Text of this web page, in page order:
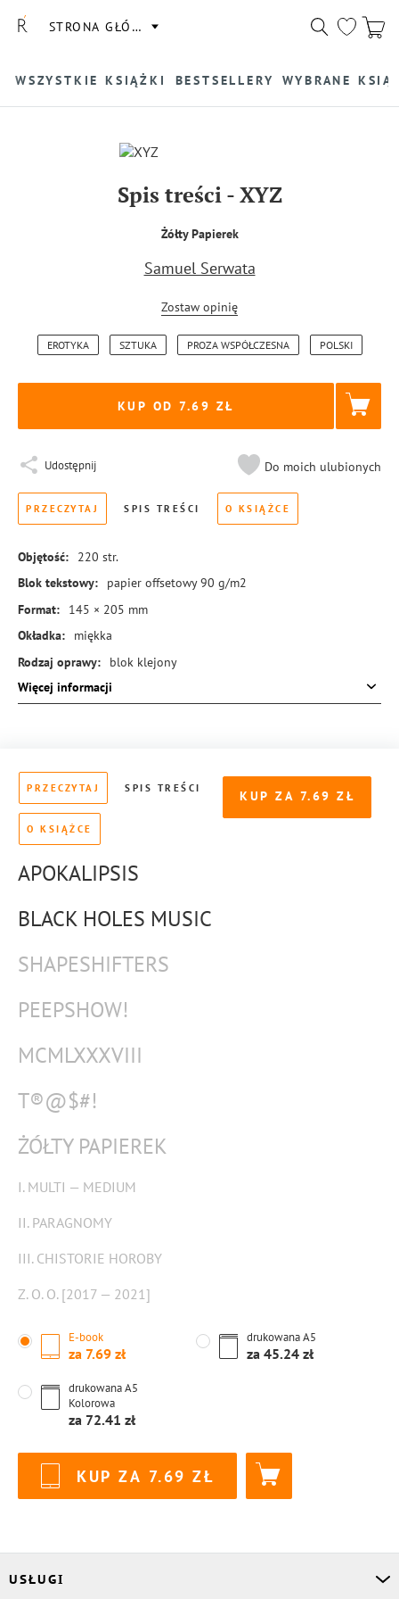
STRONA GŁÓWNA
WSZYSTKIE KSIĄŻKI BESTSELLERY WYBRANE
Spis treści-XYZ
Żółty Papierek
Samuel Serwata
Zostaw opinię
EROTYKA SZTUKA PROZA WSPÓŁCZESNA POLSKI
KUP OD 7.69
Udostępnij Do moich ulubionych
PRZECZYTAJ SPIS TREŚCI O KSIĄŻCE
Objętość: 220 str.
Blok tekstowy:
papier offsetowy 90 g/m2
Format:
145 × 205 mm
Okładka:
miękka
Rodzaj oprawy:
blok klejony
ISBN:
978-83-8221-483-3
Więcej informacji
KUP ZA 7.69
PRZECZYTAJ SPIS TREŚCI
O KSIĄŻCE
APOKALIPSIS
BLACK HOLES MUSIC
SHAPESHIFTERS
PEEPSHOW!
MCMLXXXVIII
T®@$#!
ŻÓŁTY PAPIEREK
I. MULTI — MEDIUM
II. PARAGNOMY
III. CHISTORIE HOROBY
Z. O. O. [2017 — 2021]
E-book
za 7.69
drukowanaA5
za 45.24
drukowanaA5
Kolorowa
za 72.41
KUP ZA 7.69
USŁUGI